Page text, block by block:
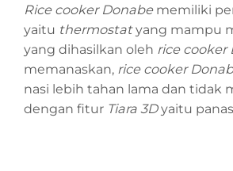
Rice cooker Donabememiliki
yaitu thermostatyang mampu
yang dihasilkan oleh rice cooker
memanaskan, rice cooker
nasi lebih tahan lama dan tidak
dengan fitur Tiara 3Dyaitu